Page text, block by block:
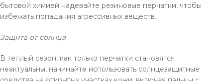
бытовой химией надевайте резиновые перчатки, чтобы
избежать попадания агрессивных веществ.
Защита от солнца
В теплый сезон, как только перчатки становятся
неактуальны, начинайте использовать солнцезащитные